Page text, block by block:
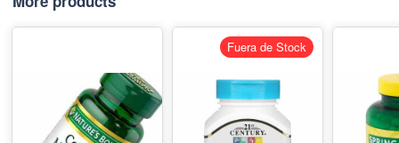
Fuera de Stock